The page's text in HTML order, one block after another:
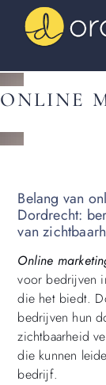
ONLINE
Belang van
Dordrecht:
van
Online
voor bedrijven
die het biedt.
bedrijven hun
zichtbaarheid
die kunnen
bedrijf.